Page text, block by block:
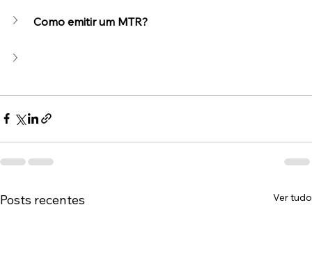
Como emitir um MTR?
Posts recentes Ver tudo